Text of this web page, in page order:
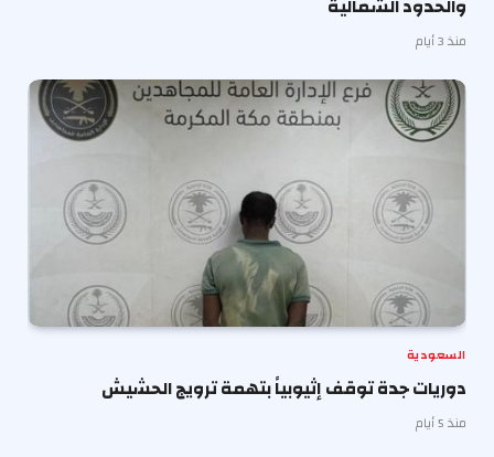
والحدود الشمالية
منذ 3 أيام
السعودية
دوريات جدة توقف إثيوبياً بتهمة ترويج الحشيش
منذ 5 أيام